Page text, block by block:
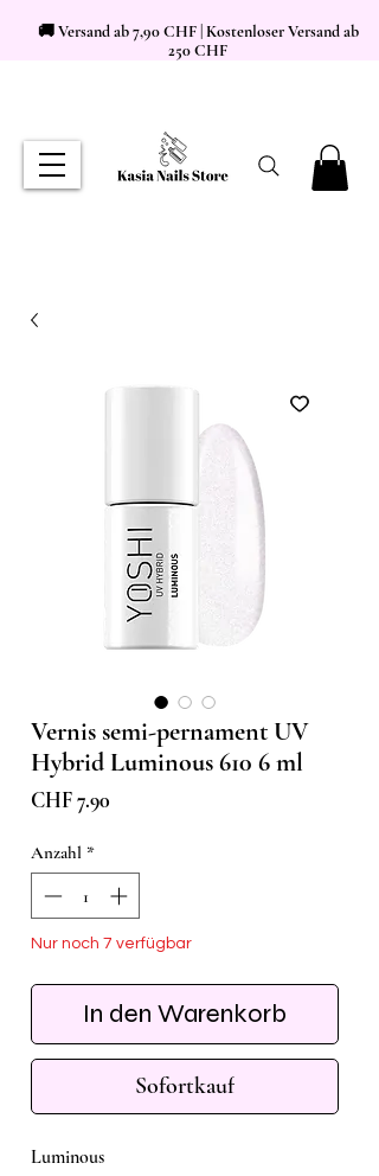
🚚 Versand ab 7,90 CHF | Kostenloser Versand ab
250 CHF
Vernis semi-pernament UV
Hybrid Luminous 610 6 ml
CHF 7.90
Anzahl *
Nur noch 7 verfügbar
In den Warenkorb
Sofortkauf
Luminous